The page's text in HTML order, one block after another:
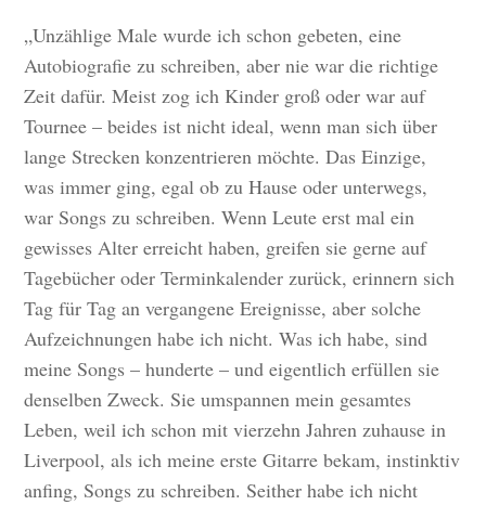
„Unzählige Male wurde ich schon gebeten, eine
Autobiografie zu schreiben, aber nie war die richtige
Zeit dafür. Meist zog ich Kinder groß oder war auf
Tournee – beides ist nicht ideal, wenn man sich über
lange Strecken konzentrieren möchte. Das Einzige,
was immer ging, egal ob zu Hause oder unterwegs,
war Songs zu schreiben. Wenn Leute erst mal ein
gewisses Alter erreicht haben, greifen sie gerne auf
Tagebücher oder Terminkalender zurück, erinnern sich
Tag für Tag an vergangene Ereignisse, aber solche
Aufzeichnungen habe ich nicht. Was ich habe, sind
meine Songs – hunderte – und eigentlich erfüllen sie
denselben Zweck. Sie umspannen mein gesamtes
Leben, weil ich schon mit vierzehn Jahren zuhause in
Liverpool, als ich meine erste Gitarre bekam, instinktiv
anfing, Songs zu schreiben. Seither habe ich nicht